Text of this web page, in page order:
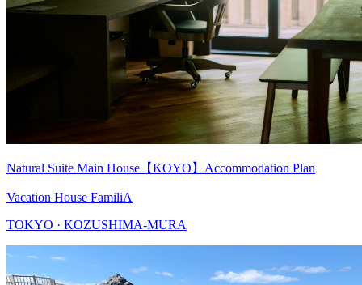
Natural Suite Main House【KOYO】Accommodation Plan
Vacation House FamiliA
TOKYO · KOZUSHIMA-MURA